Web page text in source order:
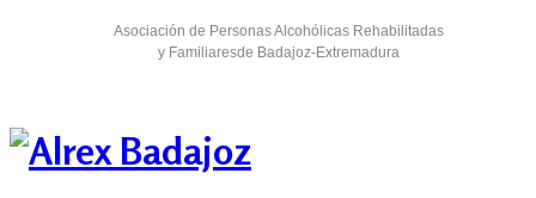
Asociación de Personas Alcohólicas Rehabilitadas
y Familiaresde Badajoz-Extremadura